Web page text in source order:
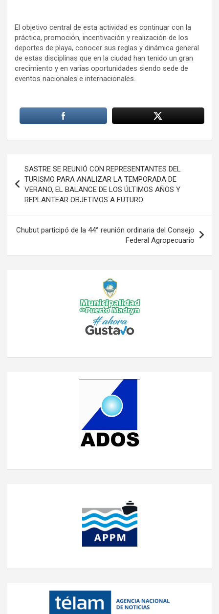
El objetivo central de esta actividad es continuar con la
práctica, promoción, incentivación y realización de los
deportes de playa, conocer sus reglas y dinámica general
de estas disciplinas que en la ciudad han tenido un gran
crecimiento y en varias oportunidades siendo sede de
eventos nacionales e internacionales.
de
entradas
SASTRE SE REUNIÓ CON REPRESENTANTES DEL
TURISMO PARA ANALIZAR LA TEMPORADA DE
VERANO, EL BALANCE DE LOS ÚLTIMOS AÑOS Y
REPLANTEAR OBJETIVOS A FUTURO
Chubut participó de la 44° reunión ordinaria del Consejo
Federal Agropecuario